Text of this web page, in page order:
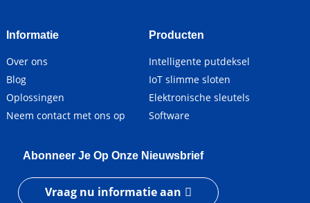
Informatie
Over ons
Blog
Oplossingen
Neem contact met ons op
Producten
Intelligente putdeksel
IoT slimme sloten
Elektronische sleutels
Software
Abonneer Je Op Onze Nieuwsbrief
Vraag nu informatie aan